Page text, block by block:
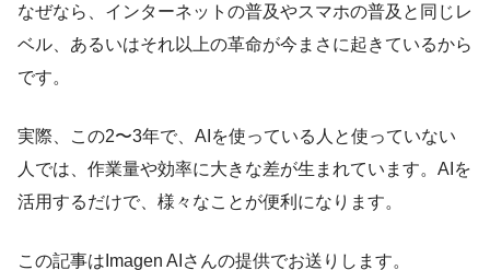
なぜなら、インターネットの普及やスマホの普及と同じレ
ベル、あるいはそれ以上の革命が今まさに起きているから
です。
実際、この2〜3年で、AIを使っている人と使っていない
人では、作業量や効率に大きな差が生まれています。AIを
活用するだけで、様々なことが便利になります。
この記事はImagen AIさんの提供でお送りします。